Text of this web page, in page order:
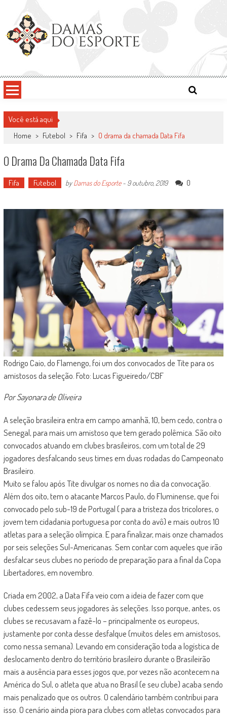
content
Damas do Esporte
Você está aqui
Home > Futebol > Fifa > O drama da chamada Data Fifa
O Drama Da Chamada Data Fifa
Fifa Futebol byDamas do Esporte- 9 outubro, 2019 0
Rodrigo Caio, do Flamengo, foi um dos convocados de Tite para os
amistosos da seleção. Foto: Lucas Figueiredo/CBF
Por Sayonara de Oliveira
A seleção brasileira entra em campo amanhã, 10, bem cedo, contra o
Senegal, para mais um amistoso que tem gerado polêmica. São oito
convocados atuando em clubes brasileiros, com um total de 29
jogadores desfalcando seus times em duas rodadas do Campeonato
Brasileiro.
Muito se falou após Tite divulgar os nomes no dia da convocação.
Além dos oito, tem o atacante Marcos Paulo, do Fluminense, que foi
convocado pelo sub-19 de Portugal ( para a tristeza dos tricolores, o
jovem tem cidadania portuguesa por conta do avô) e mais outros 10
atletas para a seleção olímpica. E para finalizar, mais onze chamados
por seis seleções Sul-Americanas. Sem contar com aqueles que irão
desfalcar seus clubes no período de preparação para a final da Copa
Libertadores, em novembro.
Criada em 2002, a Data Fifa veio com a ideia de fazer com que
clubes cedessem seus jogadores às seleções. Isso porque, antes, os
clubes se recusavam a fazê-lo – principalmente os europeus,
justamente por conta desse desfalque (muitos deles em amistosos,
como nessa semana). Levando em consideração toda a logística de
deslocamento dentro do território brasileiro durante o Brasileirão
mais a ausência para esses jogos que, por vezes não acontecem na
América do Sul, o atleta que atua no Brasil (e seu clube) acaba sendo
mais penalizado que os outros. O calendário também contribui para
isso. O cenário ainda piora para clubes com atletas convocados para